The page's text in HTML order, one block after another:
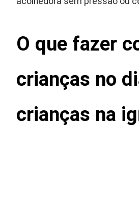
O que fazer
crianças no
crianças na